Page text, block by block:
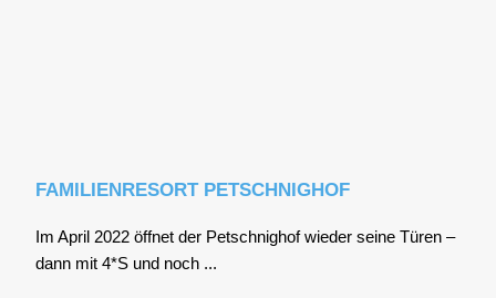
FAMILIENRESORT PETSCHNIGHOF
Im April 2022 öff­net der Pet­sch­nig­hof wie­der sei­ne Türen –
dann mit 4*S und noch ...